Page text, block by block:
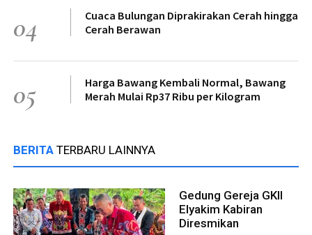
04
Cuaca Bulungan Diprakirakan Cerah hingga
Cerah Berawan
05
Harga Bawang Kembali Normal, Bawang
Merah Mulai Rp37 Ribu per Kilogram
BERITA TERBARU LAINNYA
Gedung Gereja GKII
Elyakim Kabiran
Diresmikan